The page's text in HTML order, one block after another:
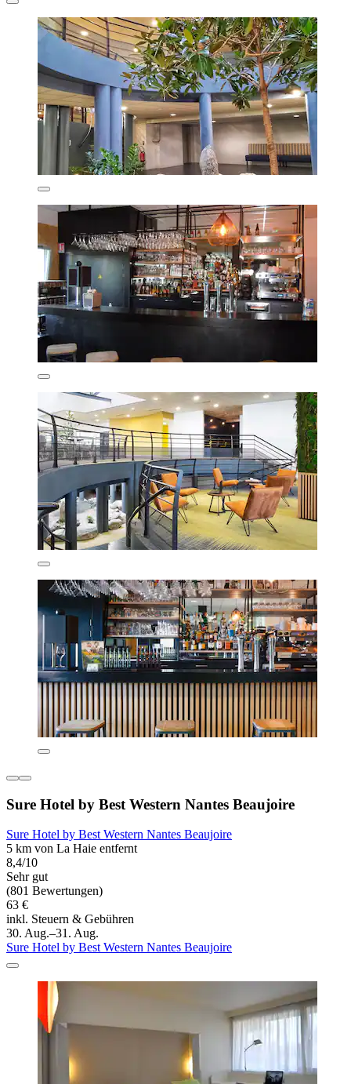
Sure Hotel by Best Western Nantes Beaujoire
Sure Hotel by Best Western Nantes Beaujoire
5 km von La Haie entfernt
8,4/10
Sehr gut
(801 Bewertungen)
63 €
inkl. Steuern & Gebühren
30. Aug.–31. Aug.
Sure Hotel by Best Western Nantes Beaujoire